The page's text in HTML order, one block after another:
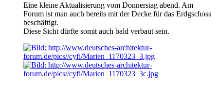
Eine kleine Aktualisierung vom Donnerstag abend. Am
Forum ist man auch bereits mit der Decke für das Erdgschoss
beschäftigt.
Diese Sicht dürfte somit auch bald verbaut sein.